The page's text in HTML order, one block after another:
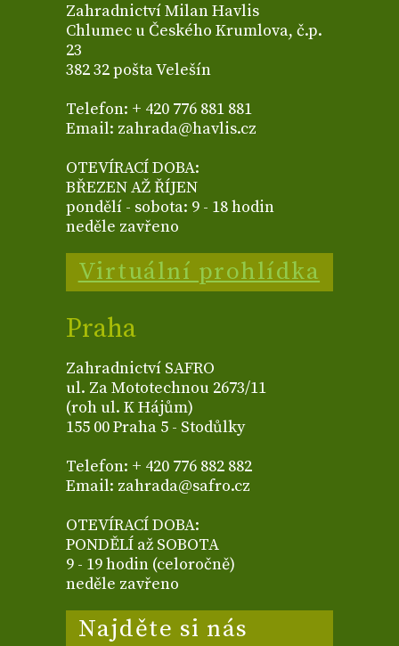
Zahradnictví Milan Havlis
Chlumec u Českého Krumlova, č.p.
23
382 32 pošta Velešín
Telefon: + 420 776 881 881
Email: zahrada@havlis.cz
OTEVÍRACÍ DOBA:
BŘEZEN AŽ ŘÍJEN
pondělí - sobota: 9 - 18 hodin
neděle zavřeno
Virtuální prohlídka
Praha
Zahradnictví SAFRO
ul. Za Mototechnou 2673/11
(roh ul. K Hájům)
155 00 Praha 5 - Stodůlky
Telefon: + 420 776 882 882
Email: zahrada@safro.cz
OTEVÍRACÍ DOBA:
PONDĚLÍ až SOBOTA
9 - 19 hodin (celoročně)
neděle zavřeno
Najděte si nás